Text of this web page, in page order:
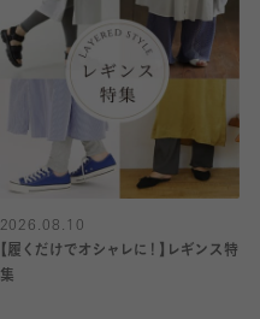
2026.08.10
【履くだけでオシャレに！】レギンス特
集